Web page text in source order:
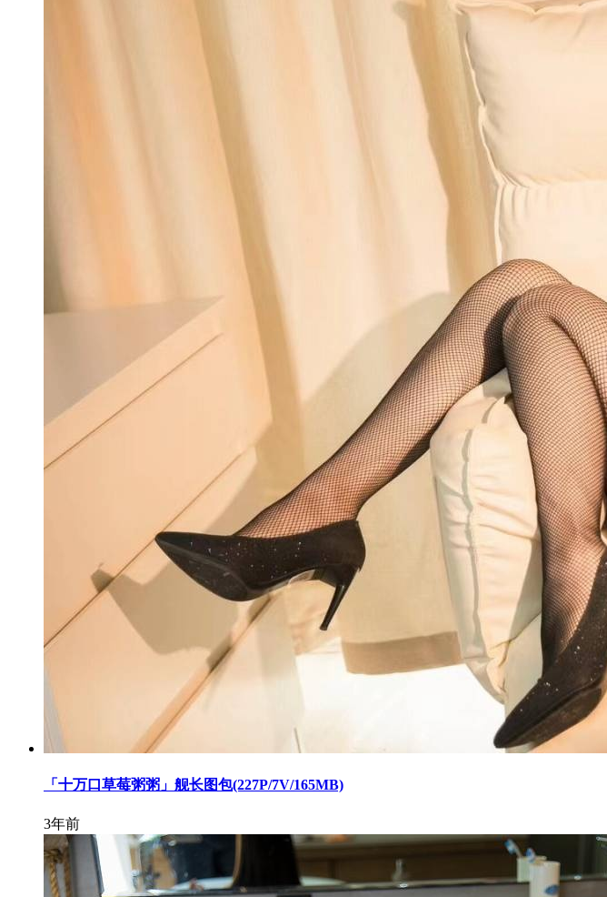
「十万口草莓粥粥」舰长图包(227P/7V/165MB)
3年前